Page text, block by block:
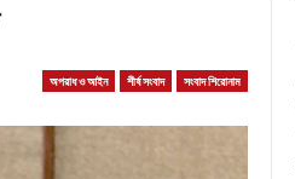
অপরাধ ও আইন শীর্ষ সংবাদ সংবাদ শিরোনাম